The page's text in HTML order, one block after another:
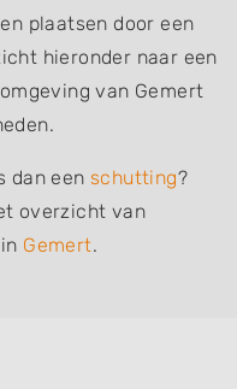
plaatsen door een
hieronder naar een
van Gemert
dan een schutting?
overzicht van
Gemert.